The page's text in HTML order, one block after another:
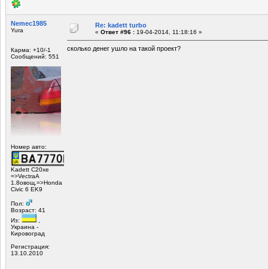
Nemec1985
Yura
Карма: +10/-1
Сообщений: 551
Номер авто:
Kadett С20хе
=>VectraA
1.8овощ,=>Honda
Civic 6 EK9
Пол:
Возраст: 41
Из:
,
Украина -
Кировоград
Регистрация:
13.10.2010
Re: kadett turbo
« Ответ #96 : 19-04-2014, 11:18:16 »
сколько денег ушло на такой проект?